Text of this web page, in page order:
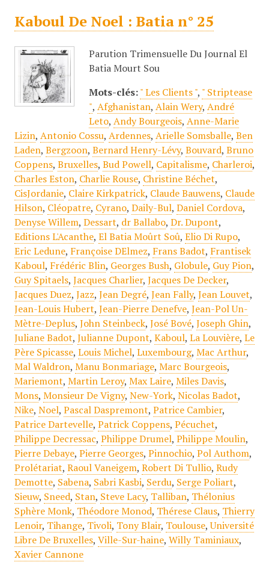
Kaboul De Noel : Batia n° 25
Parution Trimensuelle Du Journal El
Batia Mourt Sou
Mots-clés: " Les Clients ", " Striptease
", Afghanistan, Alain Wery, André
Leto, Andy Bourgeois, Anne-Marie
Lizin, Antonio Cossu, Ardennes, Arielle Somsballe, Ben
Laden, Bergzoon, Bernard Henry-Lévy, Bouvard, Bruno
Coppens, Bruxelles, Bud Powell, Capitalisme, Charleroi,
Charles Eston, Charlie Rouse, Christine Béchet,
CisJordanie, Claire Kirkpatrick, Claude Bauwens, Claude
Hilson, Cléopatre, Cyrano, Daily-Bul, Daniel Cordova,
Denyse Willem, Dessart, dr Ballabo, Dr. Dupont,
Editions L'Acanthe, El Batia Moûrt Soû, Elio Di Rupo,
Eric Ledune, Françoise DElmez, Frans Badot, Frantisek
Kaboul, Frédéric Blin, Georges Bush, Globule, Guy Pion,
Guy Spitaels, Jacques Charlier, Jacques De Decker,
Jacques Duez, Jazz, Jean Degré, Jean Fally, Jean Louvet,
Jean-Louis Hubert, Jean-Pierre Denefve, Jean-Pol Un-
Mètre-Deplus, John Steinbeck, José Bové, Joseph Ghin,
Juliane Badot, Julianne Dupont, Kaboul, La Louvière, Le
Père Spicasse, Louis Michel, Luxembourg, Mac Arthur,
Mal Waldron, Manu Bonmariage, Marc Bourgeois,
Mariemont, Martin Leroy, Max Laire, Miles Davis,
Mons, Monsieur De Vigny, New-York, Nicolas Badot,
Nike, Noel, Pascal Daspremont, Patrice Cambier,
Patrice Dartevelle, Patrick Coppens, Pécuchet,
Philippe Decressac, Philippe Drumel, Philippe Moulin,
Pierre Debaye, Pierre Georges, Pinnochio, Pol Authom,
Prolétariat, Raoul Vaneigem, Robert Di Tullio, Rudy
Demotte, Sabena, Sabri Kasbi, Serdu, Serge Poliart,
Sieuw, Sneed, Stan, Steve Lacy, Talliban, Thélonius
Sphère Monk, Théodore Monod, Thérese Claus, Thierry
Lenoir, Tihange, Tivoli, Tony Blair, Toulouse,Université
Libre De Bruxelles, Ville-Sur-haine, Willy Taminiaux,
Xavier Cannone